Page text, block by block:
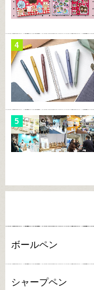
ボールペン
シャープペン